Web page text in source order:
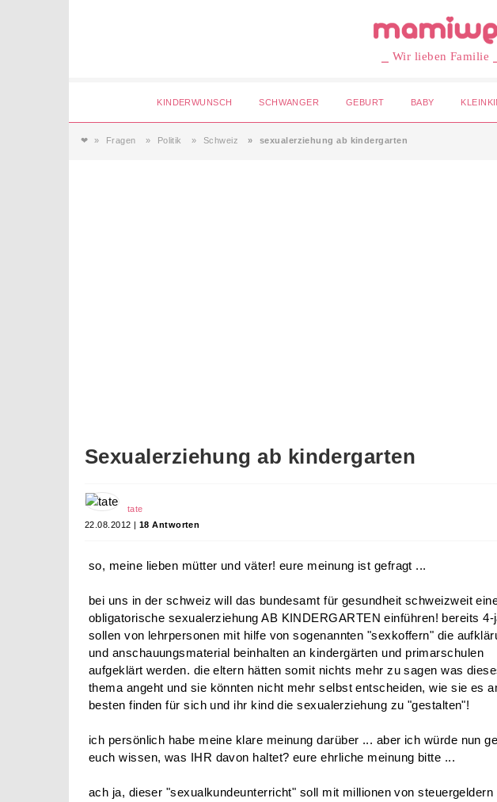
⎯ Wir lieben Familie ⎯
KINDERWUNSCH SCHWANGER GEBURT BABY
❤ Fragen Politik Schweiz sexualerziehung ab kindergarten
Sexualerziehung ab kindergarten
tate
22.08.2012 | 18 Antworten
so, meine lieben mütter und väter! eure meinung ist gefragt ...
bei uns in der schweiz will das bundesamt für gesundheit schweizweit
obligatorische sexualerziehung AB KINDERGARTEN einführen! bereits 4-
sollen von lehrpersonen mit hilfe von sogenannten "sexkoffern" die
und anschauungsmaterial beinhalten an kindergärten und primarschulen
aufgeklärt werden. die eltern hätten somit nichts mehr zu sagen was
thema angeht und sie könnten nicht mehr selbst entscheiden, wie sie es
besten finden für sich und ihr kind die sexualerziehung zu "gestalten"!
ich persönlich habe meine klare meinung darüber ... aber ich würde nun
euch wissen, was IHR davon haltet? eure ehrliche meinung bitte ...
ach ja, dieser "sexualkundeunterricht" soll mit millionen von steuergeldern